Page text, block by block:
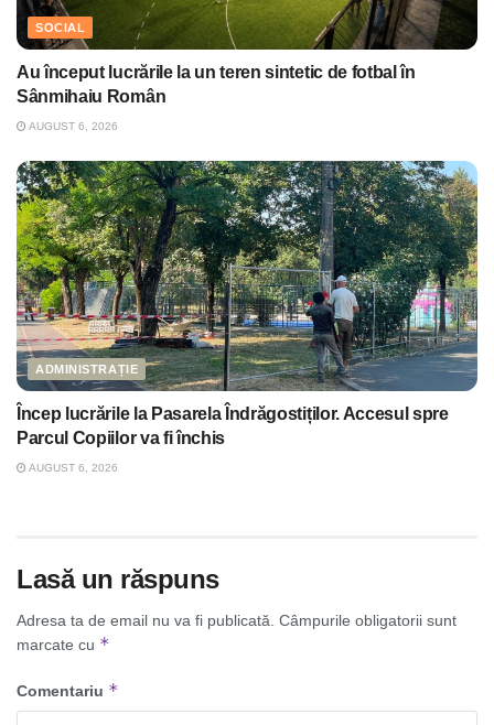
SOCIAL
Au început lucrările la un teren sintetic de fotbal în
Sânmihaiu Român
AUGUST 6, 2026
ADMINISTRAȚIE
Încep lucrările la Pasarela Îndrăgostiților. Accesul spre
Parcul Copiilor va fi închis
AUGUST 6, 2026
Lasă un răspuns
Adresa ta de email nu va fi publicată. Câmpurile obligatorii sunt
marcate cu *
Comentariu *